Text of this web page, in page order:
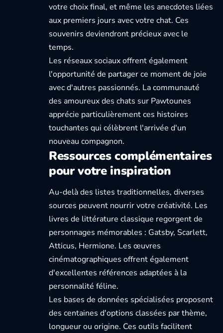
votre choix final, et même les anecdotes liées
aux premiers jours avec votre chat. Ces
souvenirs deviendront précieux avec le
temps.
Les réseaux sociaux offrent également
l'opportunité de partager ce moment de joie
avec d'autres passionnés. La communauté
des amoureux des chats sur Pawtounes
apprécie particulièrement ces histoires
touchantes qui célèbrent l'arrivée d'un
nouveau compagnon.
Ressources complémentaires
pour votre inspiration
Au-delà des listes traditionnelles, diverses
sources peuvent nourrir votre créativité. Les
livres de littérature classique regorgent de
personnages mémorables : Gatsby, Scarlett,
Atticus, Hermione. Les œuvres
cinématographiques offrent également
d'excellentes références adaptées à la
personnalité féline.
Les bases de données spécialisées proposent
des centaines d'options classées par thème,
longueur ou origine. Ces outils facilitent